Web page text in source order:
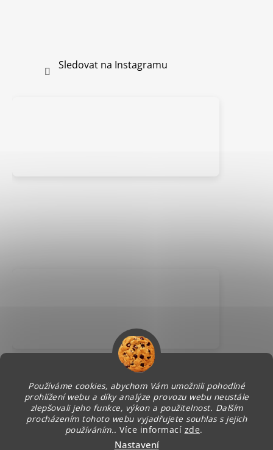
Používáme cookies, abychom Vám umožnili pohodlné
prohlížení webu a díky analýze provozu webu neustále
zlepšovali jeho funkce, výkon a použitelnost. Dalším
procházením tohoto webu vyjadřujete souhlas s jejich
používáním.. Více informací zde.
Nastavení
Sledovat na Instagramu